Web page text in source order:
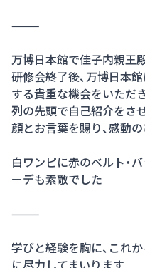
⸻
万博日本館で佳子内親王
研修会終了後、万博日本
する貴重な機会をいただ
列の先頭で自己紹介をさ
顔とお言葉を賜り、感動
白ワンピに赤のベルト・
ーデも素敵でした
⸻
学びと経験を胸に、これ
に尽力してまいります